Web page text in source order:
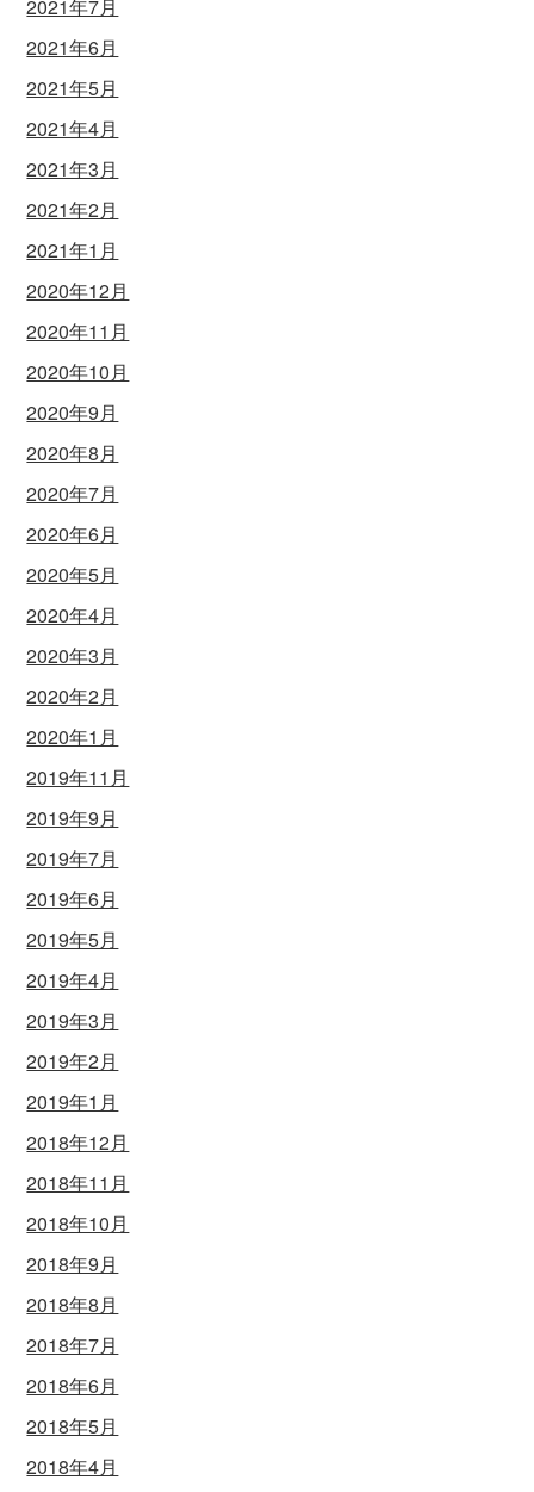
2021年7月
2021年6月
2021年5月
2021年4月
2021年3月
2021年2月
2021年1月
2020年12月
2020年11月
2020年10月
2020年9月
2020年8月
2020年7月
2020年6月
2020年5月
2020年4月
2020年3月
2020年2月
2020年1月
2019年11月
2019年9月
2019年7月
2019年6月
2019年5月
2019年4月
2019年3月
2019年2月
2019年1月
2018年12月
2018年11月
2018年10月
2018年9月
2018年8月
2018年7月
2018年6月
2018年5月
2018年4月